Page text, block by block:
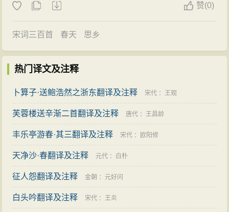
赞(0)
宋词三百首 春天 思乡
热门译文及注释
卜算子·送鲍浩然之浙东翻译及注释 宋代 ：王观
芙蓉楼送辛渐二首翻译及注释 唐代 ：王昌龄
丰乐亭游春·其三翻译及注释 宋代 ： 欧阳修
天净沙·春翻译及注释 元代 ： 白朴
征人怨翻译及注释 金朝 ： 元好问
白头吟翻译及注释 宋代 ：王炎